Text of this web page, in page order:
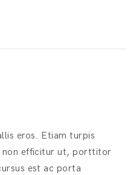
eros. Etiam turpis
non efficitur ut, porttitor
est ac porta